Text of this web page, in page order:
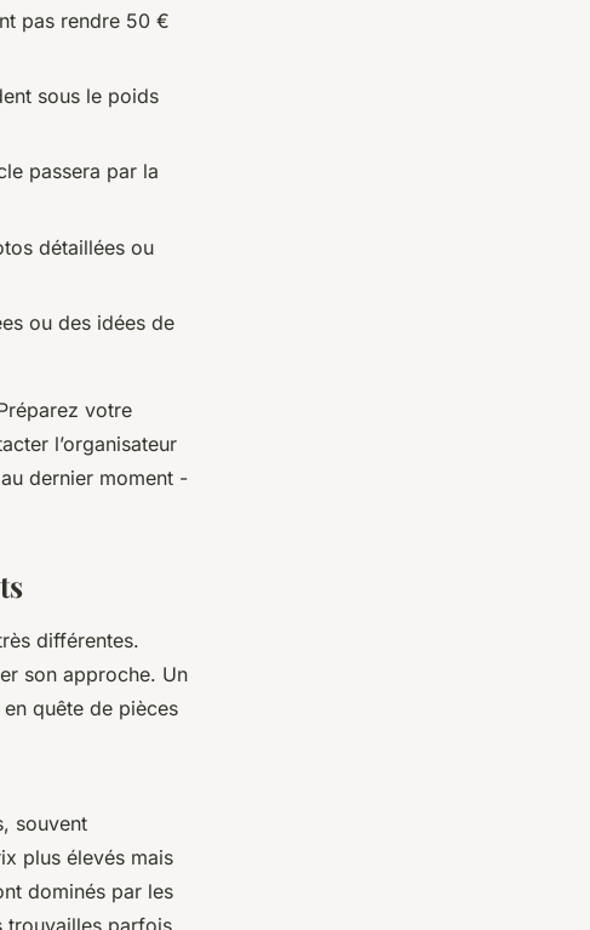
pas rendre 50 €
sous le poids
passera par la
détaillées ou
ou des idées de
votre
l’organisateur
dernier moment -
différentes.
son approche. Un
quête de pièces
souvent
plus élevés mais
dominés par les